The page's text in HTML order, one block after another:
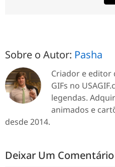
Sobre o Autor: Pasha
Criador e editor
GIFs no
legendas.
animados e
desde 2014.
Deixar Um Comentário